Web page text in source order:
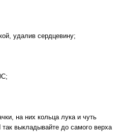
удалив сердцевину;
на них кольца лука и чуть
выкладывайте до самого верха